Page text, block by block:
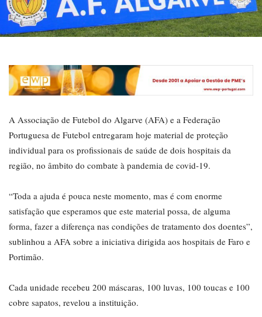
A Associação de Futebol do Algarve (AFA) e a Federação
Portuguesa de Futebol entregaram hoje material de proteção
individual para os profissionais de saúde de dois hospitais da
região, no âmbito do combate à pandemia de covid-19.
“Toda a ajuda é pouca neste momento, mas é com enorme
satisfação que esperamos que este material possa, de alguma
forma, fazer a diferença nas condições de tratamento dos doentes”,
sublinhou a AFA sobre a iniciativa dirigida aos hospitais de Faro e
Portimão.
Cada unidade recebeu 200 máscaras, 100 luvas, 100 toucas e 100
cobre sapatos, revelou a instituição.